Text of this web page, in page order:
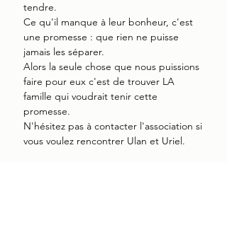
tendre.
Ce qu'il manque à leur bonheur, c'est
une promesse : que rien ne puisse
jamais les séparer.
Alors la seule chose que nous puissions
faire pour eux c'est de trouver LA
famille qui voudrait tenir cette
promesse.
N'hésitez pas à contacter l'association si
vous voulez rencontrer Ulan et Uriel.